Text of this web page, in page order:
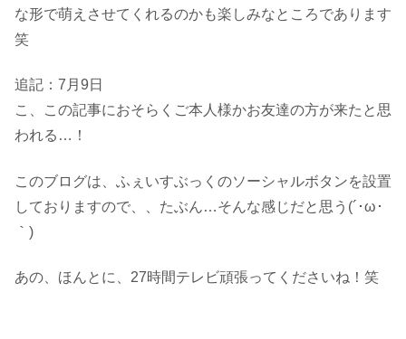
な形で萌えさせてくれるのかも楽しみなところであります
笑
追記：7月9日
こ、この記事におそらくご本人様かお友達の方が来たと思
われる…！
このブログは、ふぇいすぶっくのソーシャルボタンを設置
しておりますので、、たぶん…そんな感じだと思う(´･ω･
｀)
あの、ほんとに、27時間テレビ頑張ってくださいね！笑